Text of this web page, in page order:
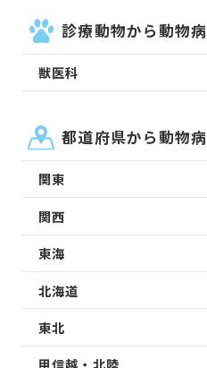
診療動物から動物
獣医科
都道府県から動物
関東
関西
東海
北海道
東北
甲信越・北陸